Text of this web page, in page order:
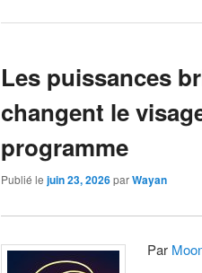
Les puissances
changent le
programme
Publié le juin 23, 2026parWayan
Par